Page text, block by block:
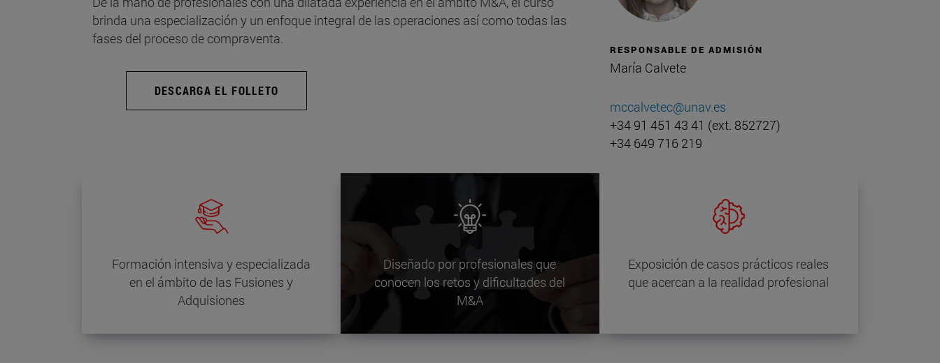
brinda una especialización y un enfoque integral de las operaciones así como todas las
fases del proceso de compraventa.
DESCARGA EL FOLLETO
RESPONSABLE DE ADMISIÓN
María Calvete
mccalvetec@unav.es
+34 91 451 43 41 (ext. 852727)
+34 649 716 219
Formación intensiva y especializada
en el ámbito de las Fusiones y
Adquisiones
Diseñado por profesionales que
conocen los retos y dificultades del
M&A
Exposición de casos prácticos reales
que acercan a la realidad profesional